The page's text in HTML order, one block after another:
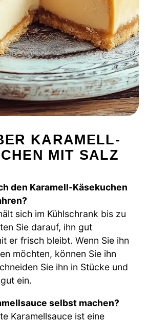
KARAMELL-
MIT SALZ
den Karamell-Käsekuchen
sich im Kühlschrank bis zu
Sie darauf, ihn gut
er frisch bleibt. Wenn Sie ihn
möchten, können Sie ihn
Sie ihn in Stücke und
ein.
selbst machen?
Karamellsauce ist eine